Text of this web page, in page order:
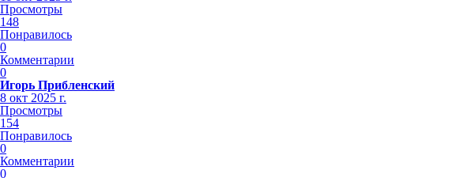
Просмотры
148
Понравилось
0
Комментарии
0
Игорь Прибленский
8 окт 2025 г.
Просмотры
154
Понравилось
0
Комментарии
0